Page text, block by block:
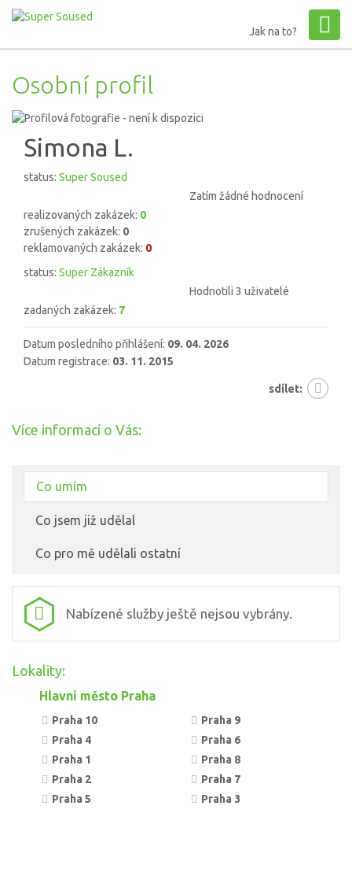
Jak na to?
Osobní profil
Simona L.
status: Super Soused
Zatím žádné hodnocení
realizovaných zakázek: 0
zrušených zakázek: 0
reklamovaných zakázek: 0
status: Super Zákazník
Hodnotili 3 uživatelé
zadaných zakázek: 7
Datum posledního přihlášení: 09. 04. 2026
Datum registrace: 03. 11. 2015
sdílet:
Více informací o Vás:
Co umím
Co jsem již udělal
Co pro mě udělali ostatní
Nabízené služby ještě nejsou vybrány.
Lokality:
Hlavní město Praha
Praha 10
Praha 4
Praha 1
Praha 2
Praha 5
Praha 9
Praha 6
Praha 8
Praha 7
Praha 3